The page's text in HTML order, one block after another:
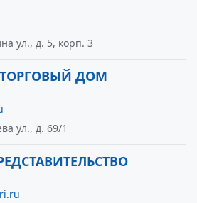
ул., д. 5, корп. 3
ТОРГОВЫЙ ДОМ
ул., д. 69/1